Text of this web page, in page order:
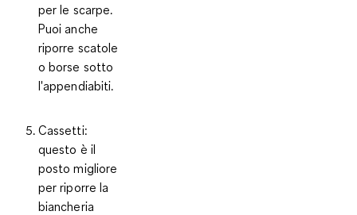
per le scarpe.
Puoi anche
riporre scatole
o borse sotto
l'appendiabiti.
Cassetti:
questo è il
posto migliore
per riporre la
biancheria